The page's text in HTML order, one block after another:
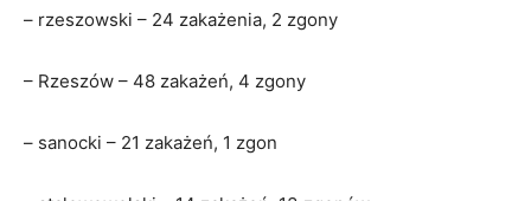
– rzeszowski – 24 zakażenia, 2 zgony
– Rzeszów – 48 zakażeń, 4 zgony
– sanocki – 21 zakażeń, 1 zgon